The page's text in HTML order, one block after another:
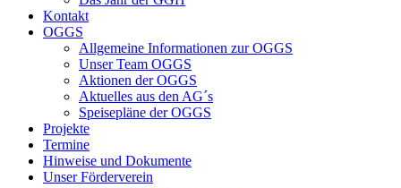
Kontakt
OGGS
Allgemeine Informationen zur OGGS
Unser Team OGGS
Aktionen der OGGS
Aktuelles aus den AG´s
Speisepläne der OGGS
Projekte
Termine
Hinweise und Dokumente
Unser Förderverein